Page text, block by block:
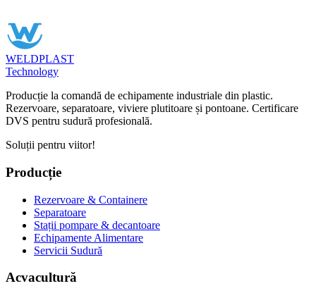
WELDPLAST
Technology
Producție la comandă de echipamente industriale din plastic.
Rezervoare, separatoare, viviere plutitoare și pontoane. Certificare
DVS pentru sudură profesională.
Soluții pentru viitor!
Producție
Rezervoare & Containere
Separatoare
Stații pompare & decantoare
Echipamente Alimentare
Servicii Sudură
Acvacultură